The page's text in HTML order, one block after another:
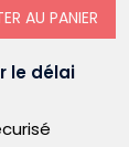
AU PANIER
le délai